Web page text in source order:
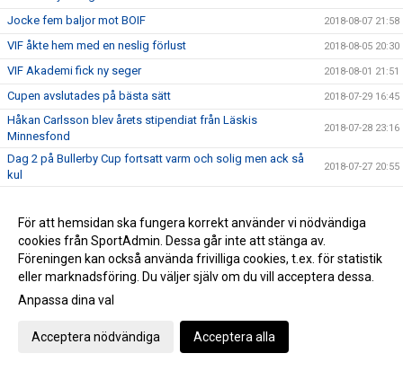
Jocke fem baljor mot BOIF 2018-08-07 21:58
VIF åkte hem med en neslig förlust 2018-08-05 20:30
VIF Akademi fick ny seger 2018-08-01 21:51
Cupen avslutades på bästa sätt 2018-07-29 16:45
Håkan Carlsson blev årets stipendiat från Läskis
Minnesfond
2018-07-28 23:16
Dag 2 på Bullerby Cup fortsatt varm och solig men ack så
kul
2018-07-27 20:55
Prestigefyllda Bullerby Cupgolfen avgjord 2018-07-21 21:35
Cup-äventyret är slut!
Gothia har startat för VIF F14! 2018-07-16 15:35
VIF Herr går till sommarvila som serieetta
VIF Akademi vilar inte i helgen UPPDATERAT= INSTÄLLD
För att hemsidan ska fungera korrekt använder vi nödvändiga
cookies från SportAdmin. Dessa går inte att stänga av.
Föreningen kan också använda frivilliga cookies, t.ex. för statistik
eller marknadsföring. Du väljer själv om du vill acceptera dessa.
Anpassa dina val
Acceptera nödvändiga Acceptera alla